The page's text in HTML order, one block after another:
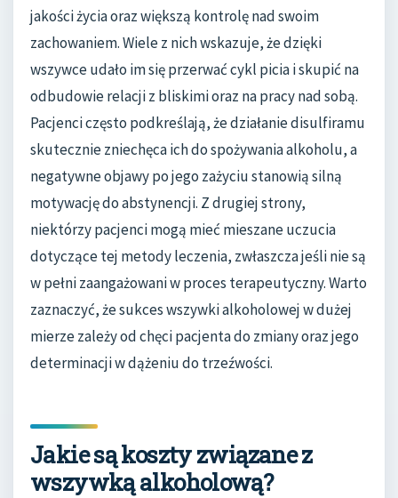
jakości życia oraz większą kontrolę nad swoim
zachowaniem. Wiele z nich wskazuje, że dzięki
wszywce udało im się przerwać cykl picia i skupić na
odbudowie relacji z bliskimi oraz na pracy nad sobą.
Pacjenci często podkreślają, że działanie disulfiramu
skutecznie zniechęca ich do spożywania alkoholu, a
negatywne objawy po jego zażyciu stanowią silną
motywację do abstynencji. Z drugiej strony,
niektórzy pacjenci mogą mieć mieszane uczucia
dotyczące tej metody leczenia, zwłaszcza jeśli nie są
w pełni zaangażowani w proces terapeutyczny. Warto
zaznaczyć, że sukces wszywki alkoholowej w dużej
mierze zależy od chęci pacjenta do zmiany oraz jego
determinacji w dążeniu do trzeźwości.
Jakie są koszty związane z
wszywką alkoholową?